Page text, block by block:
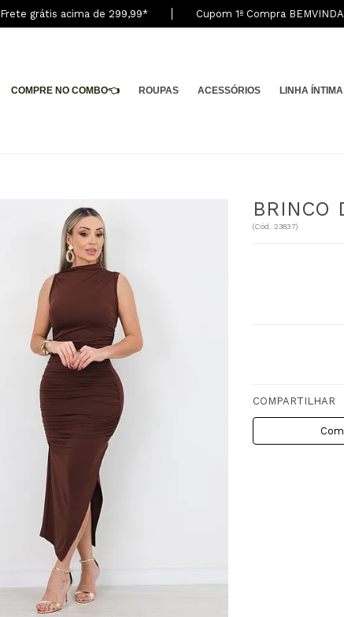
Frete grátis acima de 299,99* Cupom 1ª Compra
COMPRE NO COMBO👈 ROUPAS ACESSÓRIOS LINHA ÍNTIMA
BRINCO
(Cód. 23837)
COMPARTILHAR